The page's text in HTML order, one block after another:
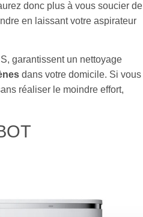
donc plus à vous soucier de
en laissant votre aspirateur
garantissent un nettoyage
dans votre domicile. Si vous
réaliser le moindre effort,